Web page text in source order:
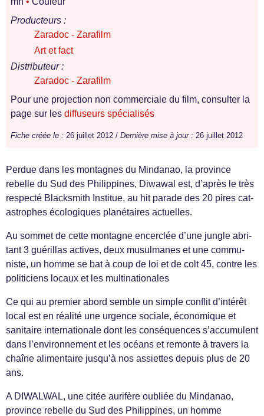
Producteurs :
Zaradoc - Zarafilm
Art et fact
Distributeur :
Zaradoc - Zarafilm
Pour une projection non commerciale du film, consulter la
page sur les diffuseurs spécialisés
Fiche créée le : 26 juillet 2012 / Dernière mise à jour : 26 juillet 2012
Per­due dans les mon­tagnes du Min­danao, la province
rebelle du Sud des Philip­pines, Diwawal est, d’après le très
respecté Black­smith Institue, au hit parade des 20 pires cat­
a­stro­phes écologiques plané­taires actuelles.
Au som­met de cette mon­tagne encer­clée d’une jun­gle abri­
tant 3 guéril­las actives, deux musul­manes et une com­mu­
niste, un homme se bat à coup de loi et de colt 45, con­tre les
politi­ciens locaux et les multinationales
Ce qui au pre­mier abord sem­ble un sim­ple con­flit d’intérêt
local est en réal­ité une urgence sociale, économique et
san­i­taire inter­na­tionale dont les con­séquences s’accumulent
dans l’environnement et les océans et remonte à tra­vers la
chaîne ali­men­taire jusqu’à nos assi­ettes depuis plus de 20
ans.
A DIWALWAL, une citée aurifère oubliée du Min­danao,
province rebelle du Sud des Philip­pines, un homme